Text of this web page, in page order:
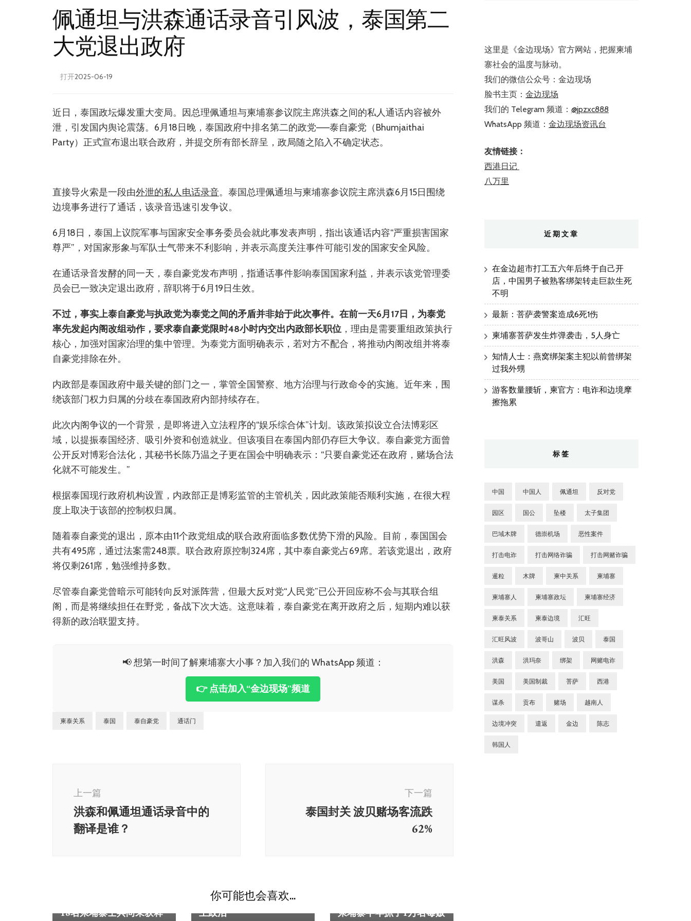
佩通坦与洪森通话录音引风波，泰国第二
大党退出政府
打开2025-06-19
近日，泰国政坛爆发重大变局。因总理佩通坦与柬埔寨参议院主席洪森之间的私人通话内容被外
泄，引发国内舆论震荡。6月18日晚，泰国政府中排名第二的政党——泰自豪党（Bhumjaithai
Party）正式宣布退出联合政府，并提交所有部长辞呈，政局随之陷入不确定状态。
直接导火索是一段由外泄的私人电话录音。泰国总理佩通坦与柬埔寨参议院主席洪森6月15日围绕
边境事务进行了通话，该录音迅速引发争议。
6月18日，泰国上议院军事与国家安全事务委员会就此事发表声明，指出该通话内容“严重损害国家
尊严”，对国家形象与军队士气带来不利影响，并表示高度关注事件可能引发的国家安全风险。
在通话录音发酵的同一天，泰自豪党发布声明，指通话事件影响泰国国家利益，并表示该党管理委
员会已一致决定退出政府，辞职将于6月19日生效。
不过，事实上泰自豪党与执政党为泰党之间的矛盾并非始于此次事件。在前一天6月17日，为泰党
率先发起内阁改组动作，要求泰自豪党限时48小时内交出内政部长职位 ，理由是需要重组政策执行
核心，加强对国家治理的集中管理。为泰党方面明确表示，若对方不配合，将推动内阁改组并将泰
自豪党排除在外。
内政部是泰国政府中最关键的部门之一，掌管全国警察、地方治理与行政命令的实施。近年来，围
绕该部门权力归属的分歧在泰国政府内部持续存在。
此次内阁争议的一个背景，是即将进入立法程序的“娱乐综合体”计划。该政策拟设立合法博彩区
域，以提振泰国经济、吸引外资和创造就业。但该项目在泰国内部仍存巨大争议。泰自豪党方面曾
公开反对博彩合法化，其秘书长陈乃温之子更在国会中明确表示：“只要自豪党还在政府，赌场合法
化就不可能发生。”
根据泰国现行政府机构设置，内政部正是博彩监管的主管机关，因此政策能否顺利实施，在很大程
度上取决于该部的控制权归属。
随着泰自豪党的退出，原本由11个政党组成的联合政府面临多数优势下滑的风险。目前，泰国国会
共有495席，通过法案需248票。联合政府原控制324席，其中泰自豪党占69席。若该党退出，政府
将仅剩261席，勉强维持多数。
尽管泰自豪党曾暗示可能转向反对派阵营，但最大反对党“人民党”已公开回应称不会与其联合组
阁，而是将继续担任在野党，备战下次大选。这意味着，泰自豪党在离开政府之后，短期内难以获
得新的政治联盟支持。
📢 想第一时间了解柬埔寨大小事？加入我们的 WhatsApp 频道：
👉 点击加入“金边现场”频道
柬泰关系 泰国 泰自豪党 通话门
上一篇
洪森和佩通坦通话录音中的
翻译是谁？
下一篇
泰国封关 波贝赌场客流跌
62%
你可能也会喜欢...
18名柬埔寨士兵尚未获释
沈良西：柬埔寨与泰国冲
突背后 家族式统治摧毁民
主政治
柬埔寨半年抓了1万名毒贩
这里是《金边现场》官方网站，把握柬埔
寨社会的温度与脉动。
我们的微信公众号：金边现场
脸书主页： 金边现场
我们的 Telegram 频道： @jpzxc888
WhatsApp 频道： 金边现场资讯台
友情链接：
西港日记
八万里
近期文章
在金边超市打工五六年后终于自己开
店，中国男子被熟客绑架转走巨款生死
不明
最新：菩萨袭警案造成6死1伤
柬埔寨菩萨发生炸弹袭击，5人身亡
知情人士：燕窝绑架案主犯以前曾绑架
过我外甥
游客数量腰斩，柬官方：电诈和边境摩
擦拖累
标签
中国 中国人 佩通坦 反对党
园区 国公 坠楼 太子集团
巴域木牌 德崇机场 恶性案件
打击电诈 打击网络诈骗 打击网赌诈骗
暹粒 木牌 柬中关系 柬埔寨
柬埔寨人 柬埔寨政坛 柬埔寨经济
柬泰关系 柬泰边境 汇旺
汇旺风波 波哥山 波贝 泰国
洪森 洪玛奈 绑架 网赌电诈
美国 美国制裁 菩萨 西港
谋杀 贡布 赌场 越南人
边境冲突 遣返 金边 陈志
韩国人